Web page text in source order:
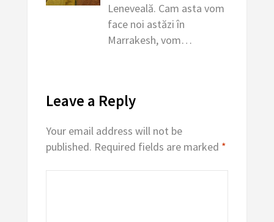
Leneveală. Cam asta vom
face noi astăzi în
Marrakesh, vom…
Leave a Reply
Your email address will not be
published. Required fields are marked *